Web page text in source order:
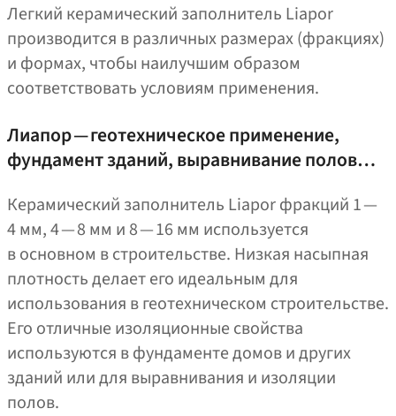
Легкий керамический заполнитель Liapor
производится в различных размерах (фракциях)
и формах, чтобы наилучшим образом
соответствовать условиям применения.
Лиапор — геотехническое применение,
фундамент зданий, выравнивание полов…
Керамический заполнитель Liapor фракций 1 —
4 мм, 4 — 8 мм и 8 — 16 мм используется
в основном в строительстве. Низкая насыпная
плотность делает его идеальным для
использования в геотехническом строительстве.
Его отличные изоляционные свойства
используются в фундаменте домов и других
зданий или для выравнивания и изоляции
полов.